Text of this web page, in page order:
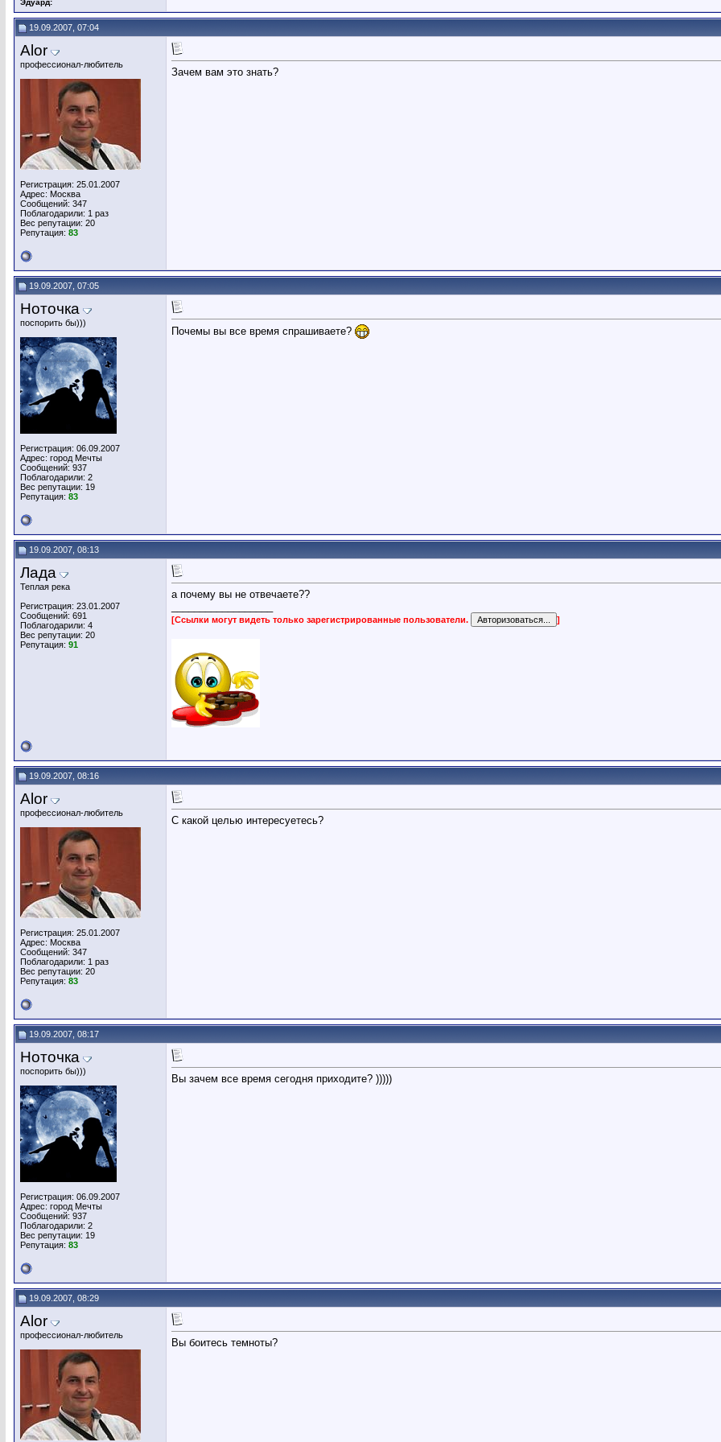
Эдуард:
19.09.2007, 07:04
Alor
профессионал-любитель
Регистрация: 25.01.2007
Адрес: Москва
Сообщений: 347
Поблагодарили: 1 раз
Вес репутации: 20
Репутация: 83
Зачем вам это знать?
19.09.2007, 07:05
Ноточка
поспорить бы)))
Регистрация: 06.09.2007
Адрес: город Мечты
Сообщений: 937
Поблагодарили: 2
Вес репутации: 19
Репутация: 83
Почемы вы все время спрашиваете?
19.09.2007, 08:13
Лада
Теплая река
Регистрация: 23.01.2007
Сообщений: 691
Поблагодарили: 4
Вес репутации: 20
Репутация: 91
а почему вы не отвечаете??
[Ссылки могут видеть только зарегистрированные пользователи. ]
19.09.2007, 08:16
Alor
профессионал-любитель
Регистрация: 25.01.2007
Адрес: Москва
Сообщений: 347
Поблагодарили: 1 раз
Вес репутации: 20
Репутация: 83
С какой целью интересуетесь?
19.09.2007, 08:17
Ноточка
поспорить бы)))
Регистрация: 06.09.2007
Адрес: город Мечты
Сообщений: 937
Поблагодарили: 2
Вес репутации: 19
Репутация: 83
Вы зачем все время сегодня приходите? )))))
19.09.2007, 08:29
Alor
профессионал-любитель
Вы боитесь темноты?